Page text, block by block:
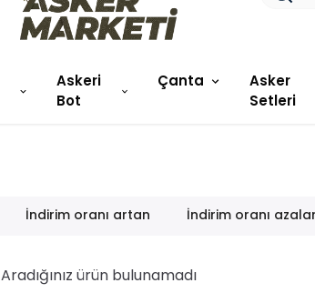
Askeri
Bot
Çanta
Asker
Setleri
İndirim oranı artan İndirim oranı
Aradığınız ürün bulunamadı